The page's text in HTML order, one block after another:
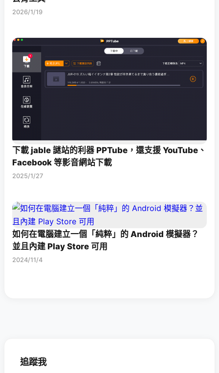
2026/1/19
下載 jable 謎站的利器 PPTube，還支援 YouTube、
Facebook 等影音網站下載
2025/1/27
如何在電腦建立一個「純粹」的 Android 模擬器？
並且內建 Play Store 可用
2024/11/4
追蹤我